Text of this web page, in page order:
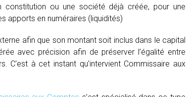
ou une société déjà créée, pour une
apports en numéraires (liquidités)
afin que son montant soit inclus dans le capital
avec précision afin de préserver l’égalité entre
C’est à cet instant qu’intervient Commissaire aux